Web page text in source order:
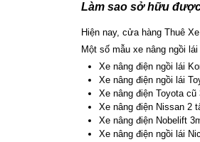
Làm sao sở hữu
Hiện nay, cửa hàng Thuê
Một số mẫu xe nâng ngồi
Xe nâng điện ngồi lái
Xe nâng điện ngồi lái
Xe nâng điện Toyota cũ
Xe nâng điện Nissan 2
Xe nâng điện Nobelift
Xe nâng điện ngồi lái